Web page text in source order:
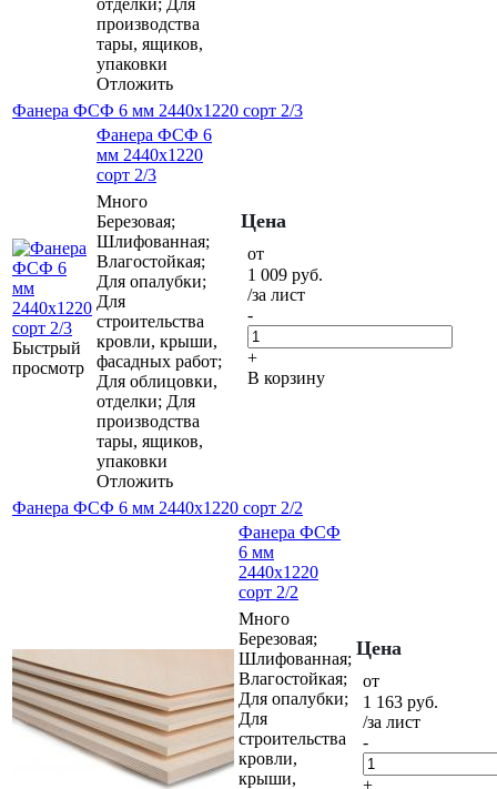
производства
тары, ящиков,
упаковки
Отложить
Фанера ФСФ 6 мм 2440х1220 сорт 2/3
Быстрый
просмотр
Фанера ФСФ 6
мм 2440х1220
сорт 2/3
Много
Березовая;
Шлифованная;
Влагостойкая;
Для опалубки;
Для
строительства
кровли, крыши,
фасадных работ;
Для облицовки,
отделки; Для
производства
тары, ящиков,
упаковки
Отложить
Цена
от
1 009 руб.
/за лист
-
+
В корзину
Фанера ФСФ 6 мм 2440х1220 сорт 2/2
Фанера ФСФ
6 мм
2440х1220
сорт 2/2
Много
Березовая;
Шлифованная;
Влагостойкая;
Для опалубки;
Для
строительства
кровли,
крыши,
Цена
от
1 163 руб.
/за лист
-